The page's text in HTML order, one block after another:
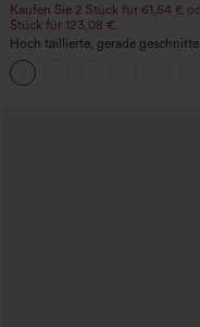
Kaufen Sie 2 Stück für 61,54 €
Stück für 123,08 €.
Hoch taillierte, gerade
legere Leinen-Optik-Hose mit